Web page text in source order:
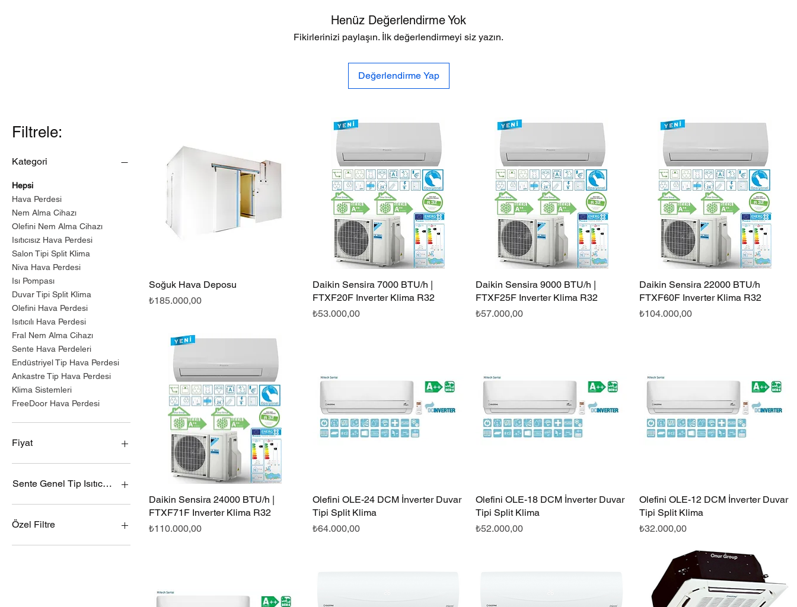
Henüz Değerlendirme Yok
Fikirlerinizi paylaşın. İlk değerlendirmeyi siz yazın.
Değerlendirme Yap
Filtrele:
Kategori
Hepsi
Hava Perdesi
Nem Alma Cihazı
Olefini Nem Alma Cihazı
Isıtıcısız Hava Perdesi
Salon Tipi Split Klima
Niva Hava Perdesi
Isı Pompası
Duvar Tipi Split Klima
Olefini Hava Perdesi
Isıtıcılı Hava Perdesi
Fral Nem Alma Cihazı
Sente Hava Perdeleri
Endüstriyel Tip Hava Perdesi
Ankastre Tip Hava Perdesi
Klima Sistemleri
FreeDoor Hava Perdesi
Fiyat
Sente Genel Tip Isıtıcılı Hava Perdesi Modelleri
Sente SN-GR-10 Genel Tip
Isıtıcılı Hava Perdesi
Isıtıcılı Hava Perdesi
Özel Filtre
Hava Perdesi
Hızlı Bakış
Soğuk Hava Deposu
Fiyat
₺185.000,00
Hızlı Bakış
Daikin Sensira 7000 BTU/h |
FTXF20F Inverter Klima R32
Fiyat
₺53.000,00
Hızlı Bakış
Daikin Sensira 9000 BTU/h |
FTXF25F Inverter Klima R32
Fiyat
₺57.000,00
Hızlı Bakış
Daikin Sensira 22000 BTU/h
FTXF60F Inverter Klima R32
Fiyat
₺104.000,00
Hızlı Bakış
Daikin Sensira 24000 BTU/h |
FTXF71F Inverter Klima R32
Fiyat
₺110.000,00
Hızlı Bakış
Olefini OLE-24 DCM İnverter Duvar
Tipi Split Klima
Fiyat
₺64.000,00
Hızlı Bakış
Olefini OLE-18 DCM İnverter Duvar
Tipi Split Klima
Fiyat
₺52.000,00
Hızlı Bakış
Olefini OLE-12 DCM İnverter Duvar
Tipi Split Klima
Fiyat
₺32.000,00